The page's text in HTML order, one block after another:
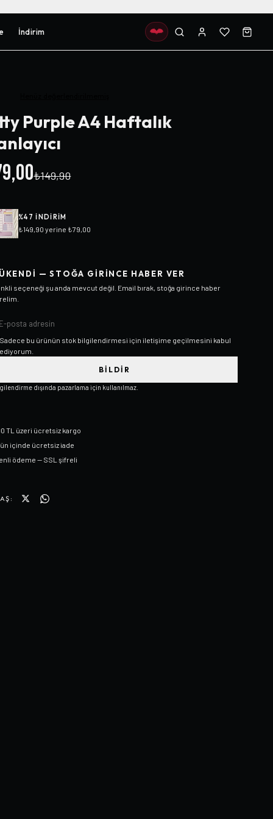
İndirim
Purple A4 Haftalık
₺149,90
%47 INDIRIM
₺149,90 yerine ₺79,00
— STOĞA GIRINCE HABER VER
seçeneği şu anda mevcut değil. Email bırak, stoğa girince haber
Sadece bu ürünün stok bilgilendirmesi için iletişime geçilmesini kabul
ediyorum.
BILDIR
dışında pazarlama için kullanılmaz.
TL üzeri ücretsiz kargo
içinde ücretsiz iade
ödeme — SSL şifreli